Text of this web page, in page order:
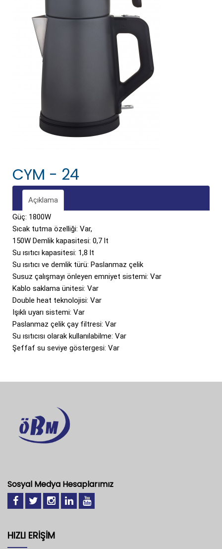
CYM - 24
Açıklama
Güç: 1800W
Sıcak tutma özelliği: Var,
150W Demlik kapasitesi: 0,7 lt
Su ısıtıcı kapasitesi: 1,8 lt
Su ısıtıcı ve demlik türü: Paslanmaz çelik
Susuz çalışmayı önleyen emniyet sistemi: Var
Kablo saklama ünitesi: Var
Double heat teknolojisi: Var
Işıklı uyarı sistemi: Var
Paslanmaz çelik çay filtresi: Var
Su ısıtıcısı olarak kullanılabilme: Var
Şeffaf su seviye göstergesi: Var
Sosyal Medya Hesaplarımız
HIZLI ERİŞİM